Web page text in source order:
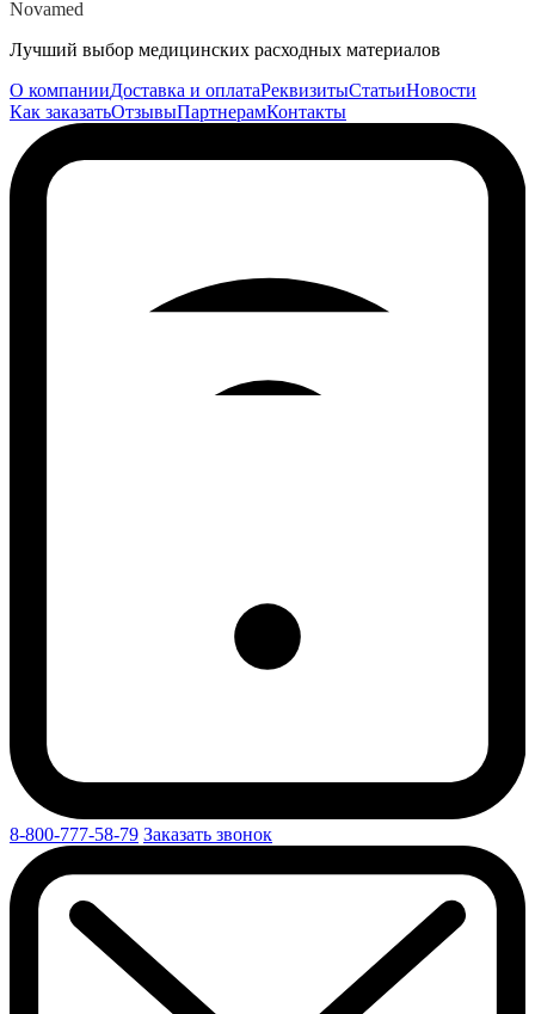
Novamed
Лучший выбор медицинских расходных материалов
О компанииДоставка и оплатаРеквизитыСтатьиНовости
Как заказатьОтзывыПартнерамКонтакты
8-800-777-58-79 Заказать звонок